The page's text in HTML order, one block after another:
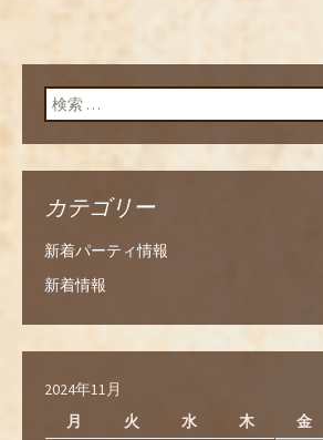
検索:
カテゴリー
新着パーティ情報
新着情報
2024年11月
月
火 水 木 金